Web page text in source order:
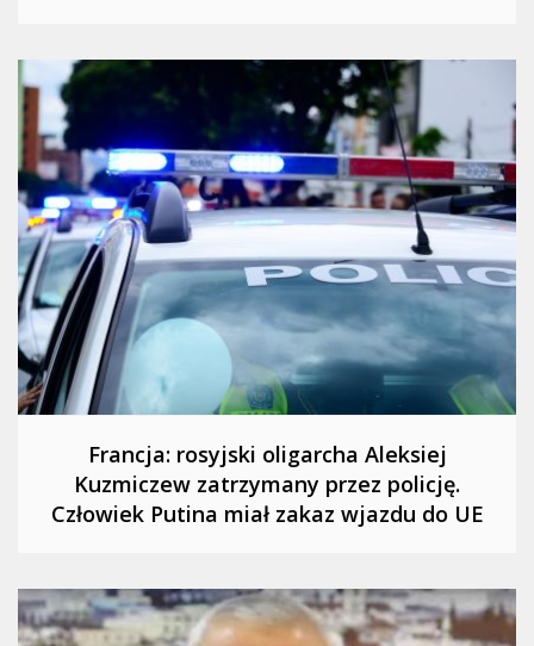
Francja: rosyjski oligarcha Aleksiej
Kuzmiczew zatrzymany przez policję.
Człowiek Putina miał zakaz wjazdu do UE